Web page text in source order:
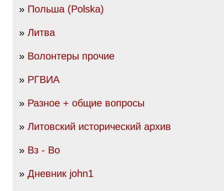
» Польша (Polska)
» Литва
» Волонтеры прочие
» РГВИА
» Разное + общие вопросы
» Литовский исторический архив
» Вз - Во
» Дневник john1